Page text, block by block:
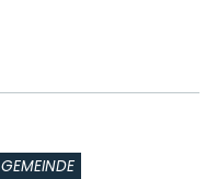
GEMEINDE